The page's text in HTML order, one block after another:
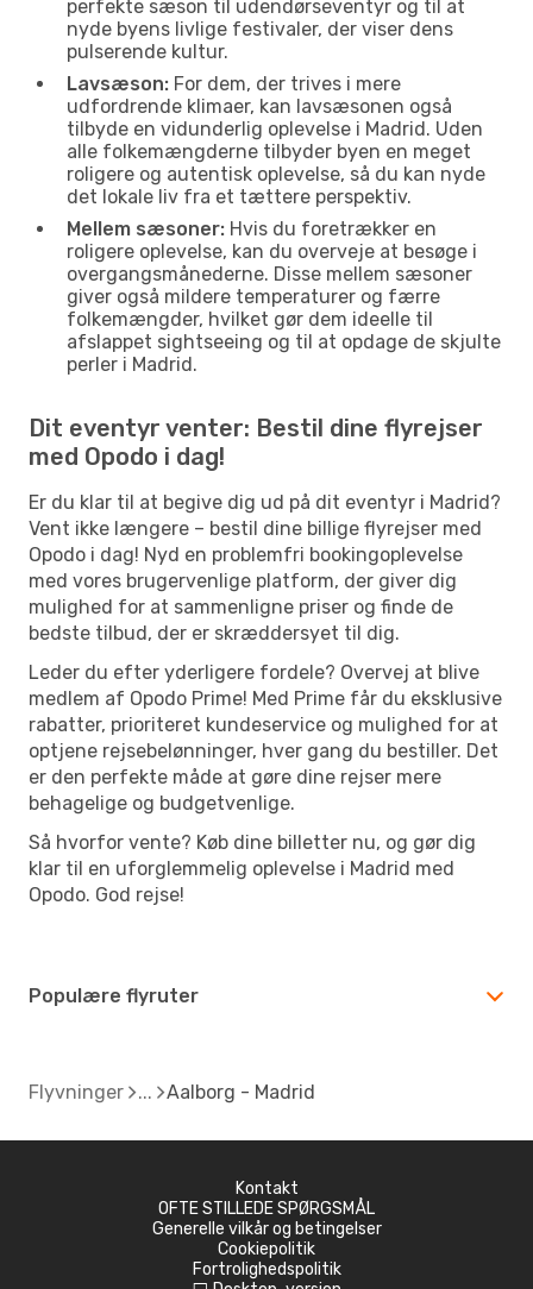
perfekte sæson til udendørseventyr og til at
nyde byens livlige festivaler, der viser dens
pulserende kultur.
Lavsæson: For dem, der trives i mere
udfordrende klimaer, kan lavsæsonen også
tilbyde en vidunderlig oplevelse i Madrid. Uden
alle folkemængderne tilbyder byen en meget
roligere og autentisk oplevelse, så du kan nyde
det lokale liv fra et tættere perspektiv.
Mellem sæsoner: Hvis du foretrækker en
roligere oplevelse, kan du overveje at besøge i
overgangsmånederne. Disse mellem sæsoner
giver også mildere temperaturer og færre
folkemængder, hvilket gør dem ideelle til
afslappet sightseeing og til at opdage de skjulte
perler i Madrid.
Dit eventyr venter: Bestil dine flyrejser
med Opodo i dag!
Er du klar til at begive dig ud på dit eventyr i Madrid?
Vent ikke længere – bestil dine billige flyrejser med
Opodo i dag! Nyd en problemfri bookingoplevelse
med vores brugervenlige platform, der giver dig
mulighed for at sammenligne priser og finde de
bedste tilbud, der er skræddersyet til dig.
Leder du efter yderligere fordele? Overvej at blive
medlem af Opodo Prime! Med Prime får du eksklusive
rabatter, prioriteret kundeservice og mulighed for at
optjene rejsebelønninger, hver gang du bestiller. Det
er den perfekte måde at gøre dine rejser mere
behagelige og budgetvenlige.
Så hvorfor vente? Køb dine billetter nu, og gør dig
klar til en uforglemmelig oplevelse i Madrid med
Opodo. God rejse!
Populære flyruter
Flyvninger Aalborg - Madrid
Kontakt
OFTE STILLEDE SPØRGSMÅL
Generelle vilkår og betingelser
Cookiepolitik
Fortrolighedspolitik